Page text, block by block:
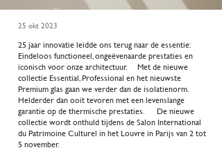
25 okt 2023
25 jaar innovatie leidde ons terug naar de essentie:
Eindeloos functioneel, ongeëvenaarde prestaties en
iconisch voor onze architectuur. Met de nieuwe
collectie Essential, Professional en het nieuwste
Premium glas gaan we verder dan de isolatienorm.
Helderder dan ooit tevoren met een levenslange
garantie op de thermische prestaties. De nieuwe
collectie wordt onthuld tijdens de Salon International
du Patrimoine Culturel in het Louvre in Parijs van 2 tot
5 november.